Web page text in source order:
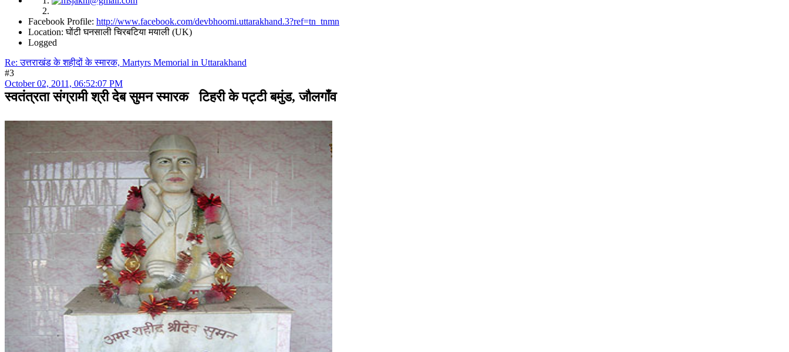
Facebook Profile: http://www.facebook.com/devbhoomi.uttarakhand.3?ref=tn_tnmn
Location: घोंटी घनसाली चिरबटिया मयाली (UK)
Logged
Re: उत्तराखंड के शहीदों के स्मारक, Martyrs Memorial in Uttarakhand
#3
October 02, 2011, 06:52:07 PM
स्वतंत्रता संग्रामी श्री देब सुमन स्मारक टिहरी के पट्टी बमुंड,जौलगाँव